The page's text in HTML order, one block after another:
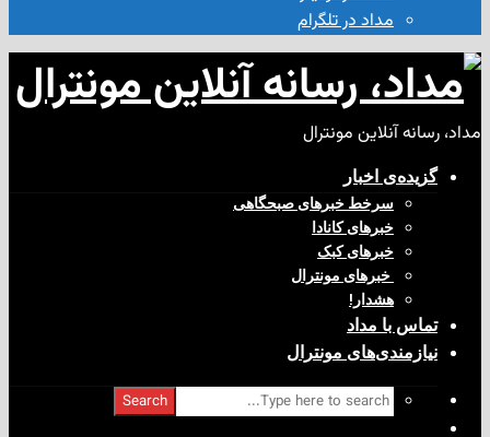
مداد در تلگرام
مونترال
اخبار
سرخط خبرهای صبحگاهی
خبرهای کانادا
خبرهای کبک
‌ خبرهای مونترال
مداد
مونترال
Search